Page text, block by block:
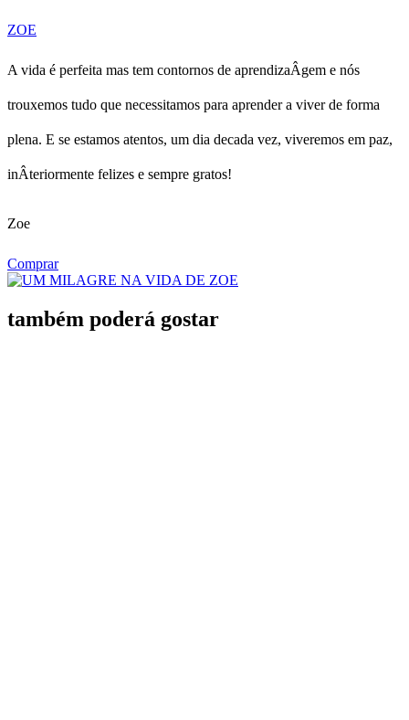
ZOE
A vida é perfeita mas tem contornos de aprendizaÂ­gem e nós
trouxemos tudo que necessitamos para aprender a viver de forma
plena. E se estamos atentos, um dia decada vez, viveremos em paz,
inÂ­teriormente felizes e sempre gratos!
Zoe
Comprar
também poderá gostar